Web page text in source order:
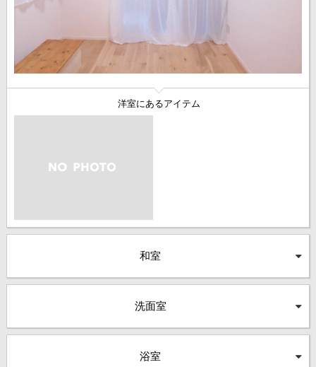
洋室にあるアイテム
和室
洗面室
浴室